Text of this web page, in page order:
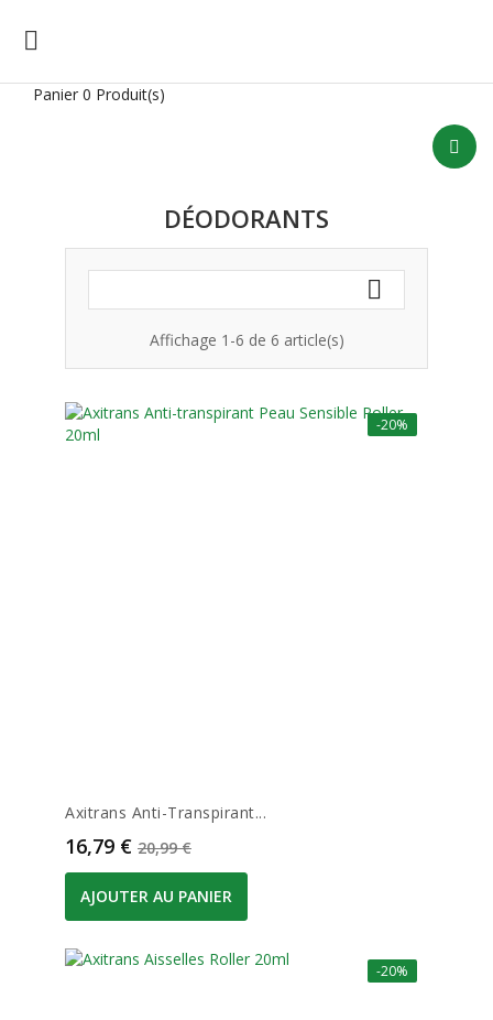

Panier 0 Produit(s)
DÉODORANTS

Affichage 1-6 de 6 article(s)
-20%
Axitrans Anti-Transpirant...
Prix
16,79 € Prix de base
20,99 €
AJOUTER AU PANIER
-20%